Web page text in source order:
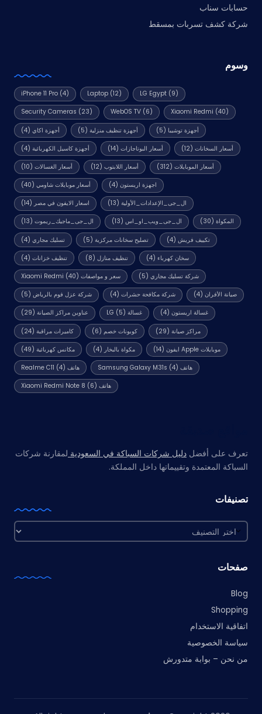
حسابات سناب
شركة كشف تسربات بمسقط
وسوم
iPhone 11 Pro (4) Laptop(12) LG Egypt(9)
Security Cameras (23) WebOS TV(6) Xiaomi Redmi (40)
أجهزة اكاي(4) أجهزة تنظيف منزلية (5) أجهزة توشيبا (5)
أجهزة كاسيل الكهربائية(4) أسعار البوتاجازات (14) أسعار السخانات (12)
أسعار الغسالات(10) أسعار اللابتوب (12) أسعار الموبايلات (312)
أسعار موبايلات شاومي(40) اجهزة اريستون (4)
اسعار الايفون في مصر (14) ال_جى_الإعدادات_الأولية (13)
ال_جى_ماجيك_ريموت(13) ال_جى_ويب_او_اس (13) المكواة (30)
تسليك مجاري(4) تصليح سخانات مركزية (5) تكييف فريش (4)
تنظيف خزانات(4) تنظيف منازل (8) سخان كهرباء (4)
سعر و مواصفات Xiaomi Redmi (40) شركة تسليك مجاري (5)
شركة عزل فوم بالرياض(5) شركة مكافحة حشرات (4) صيانة الأفران (4)
عناوين مراكز الصيانة(29) غسالة LG (5) غسالة اريستون (4)
كاميرات مراقبة(24) كوبونات خصم (6) مراكز صيانة (29)
مكانس كهربائية(49) مكواة بالبخار (4) موبايلات Apple ايفون (14)
هاتف Realme C11 (4) هاتف Samsung Galaxy M31s (4)
هاتف Xiaomi Redmi Note 8 (6)
تعرف على أفضل دليل شركات السباكة في السعودية لمقارنة شركات
السباكة المعتمدة وتقييماتها داخل المملكة.
تصنيفات
تصنيفات
صفحات
Blog
Shopping
اتفاقية الاستخدام
سياسة الخصوصية
من نحن – بوابة متدورش